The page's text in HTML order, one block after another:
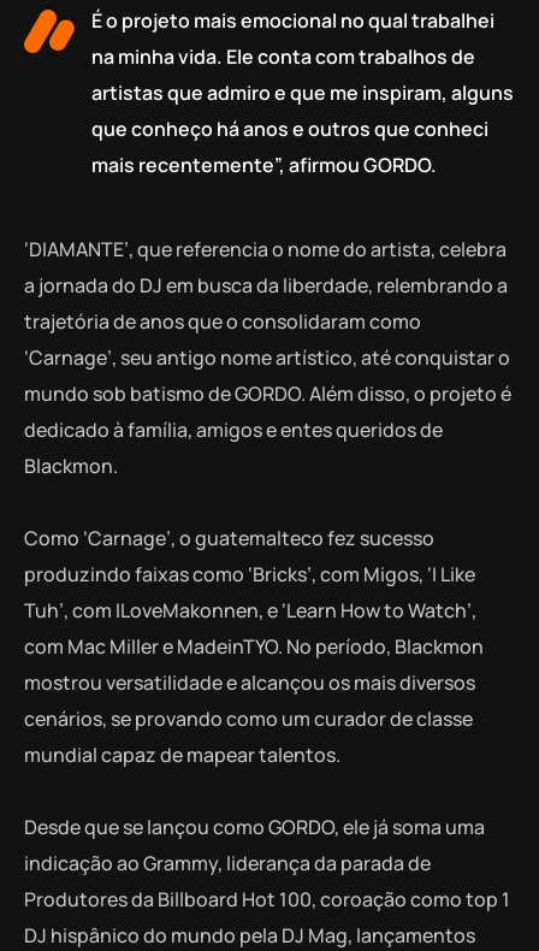
É o projeto mais emocional no qual trabalhei
na minha vida. Ele conta com trabalhos de
artistas que admiro e que me inspiram, alguns
que conheço há anos e outros que conheci
mais recentemente”, afirmou GORDO.
‘DIAMANTE’, que referencia o nome do artista, celebra
a jornada do DJ em busca da liberdade, relembrando a
trajetória de anos que o consolidaram como
‘Carnage’, seu antigo nome artístico, até conquistar o
mundo sob batismo de GORDO. Além disso, o projeto é
dedicado à família, amigos e entes queridos de
Blackmon.
Como ‘Carnage’, o guatemalteco fez sucesso
produzindo faixas como ‘Bricks’, com Migos, ‘I Like
Tuh’, com ILoveMakonnen, e ‘Learn How to Watch’,
com Mac Miller e MadeinTYO. No período, Blackmon
mostrou versatilidade e alcançou os mais diversos
cenários, se provando como um curador de classe
mundial capaz de mapear talentos.
Desde que se lançou como GORDO, ele já soma uma
indicação ao Grammy, liderança da parada de
Produtores da Billboard Hot 100, coroação como top 1
DJ hispânico do mundo pela DJ Mag, lançamentos